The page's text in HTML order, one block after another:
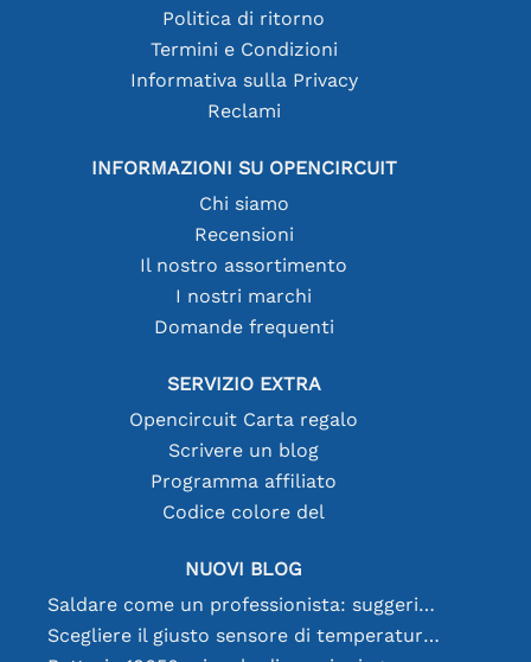
Politica di ritorno
Termini e Condizioni
Informativa sulla Privacy
Reclami
INFORMAZIONI SU OPENCIRCUIT
Chi siamo
Recensioni
Il nostro assortimento
I nostri marchi
Domande frequenti
SERVIZIO EXTRA
Opencircuit Carta regalo
Scrivere un blog
Programma affiliato
Codice colore del
NUOVI BLOG
Saldare come un professionista: suggerimenti per connessioni elettroniche perfette
Scegliere il giusto sensore di temperatura [youtube]